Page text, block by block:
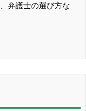
弁護士の選び方な